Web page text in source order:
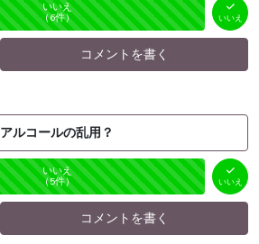
いいえ
（6件） いいえ
コメントを書く
アルコールの乱用？
いいえ
（5件） いいえ
コメントを書く